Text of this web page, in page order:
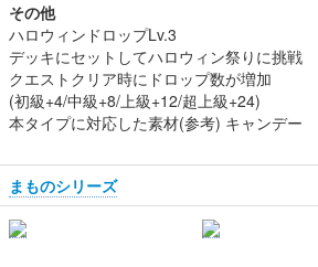
その他
ハロウィンドロップLv.3
デッキにセットしてハロウィン祭りに挑戦
クエストクリア時にドロップ数が増加
(初級+4/中級+8/上級+12/超上級+24)
本タイプに対応した素材(参考) キャンデー
まものシリーズ